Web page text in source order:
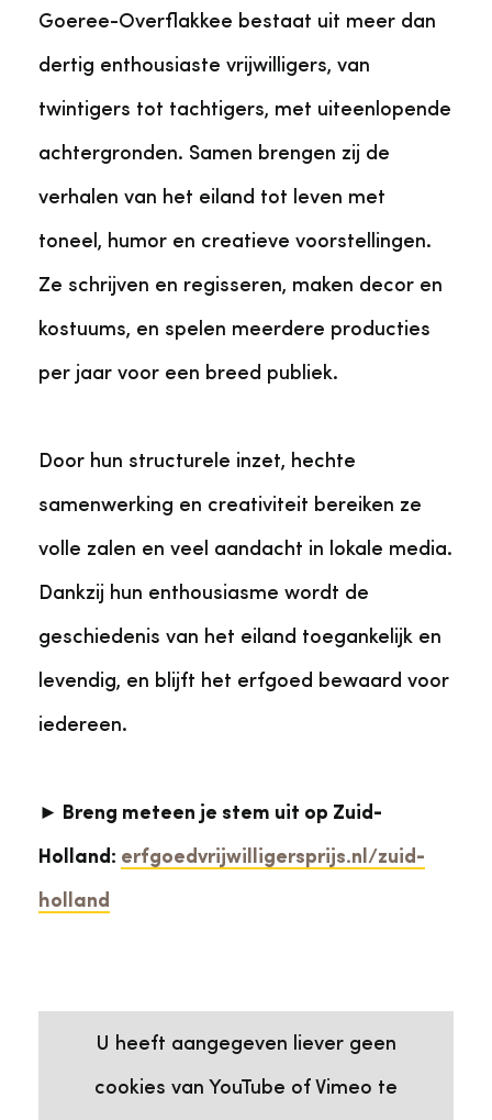
Goeree-Overflakkee bestaat uit meer dan
dertig enthousiaste vrijwilligers, van
twintigers tot tachtigers, met uiteenlopende
achtergronden. Samen brengen zij de
verhalen van het eiland tot leven met
toneel, humor en creatieve voorstellingen.
Ze schrijven en regisseren, maken decor en
kostuums, en spelen meerdere producties
per jaar voor een breed publiek.
Door hun structurele inzet, hechte
samenwerking en creativiteit bereiken ze
volle zalen en veel aandacht in lokale media.
Dankzij hun enthousiasme wordt de
geschiedenis van het eiland toegankelijk en
levendig, en blijft het erfgoed bewaard voor
iedereen.
► Breng meteen je stem uit op Zuid-
Holland: erfgoedvrijwilligersprijs.nl/zuid-
holland
Bekijk de video op YouTube
U heeft aangegeven liever geen
cookies van YouTube of Vimeo te